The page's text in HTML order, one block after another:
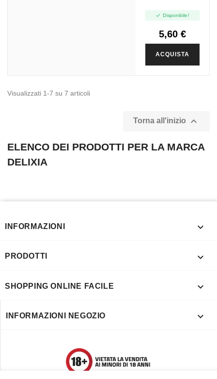
 Disponibile!
5,60 €
ACQUISTA
Visualizzati 1-7 su 7 articoli
Torna all'inizio 
ELENCO DEI PRODOTTI PER LA MARCA
DELIXIA
INFORMAZIONI 
PRODOTTI 
SHOPPING ONLINE FACILE 
INFORMAZIONI NEGOZIO 